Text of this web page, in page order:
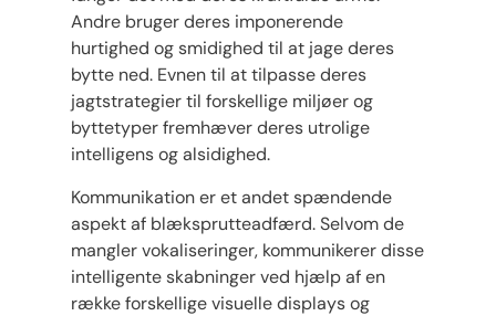
Andre bruger deres imponerende
hurtighed og smidighed til at jage deres
bytte ned. Evnen til at tilpasse deres
jagtstrategier til forskellige miljøer og
byttetyper fremhæver deres utrolige
intelligens og alsidighed.
Kommunikation er et andet spændende
aspekt af blæksprutteadfærd. Selvom de
mangler vokaliseringer, kommunikerer disse
intelligente skabninger ved hjælp af en
række forskellige visuelle displays og